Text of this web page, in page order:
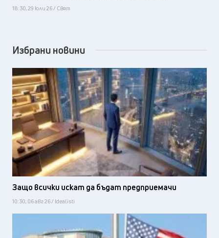
18:30, 29 юли 26 / Свят
Избрани новини
Защо всички искат да бъдат предприемачи
10:30, 06 авг 26 / Idealisti